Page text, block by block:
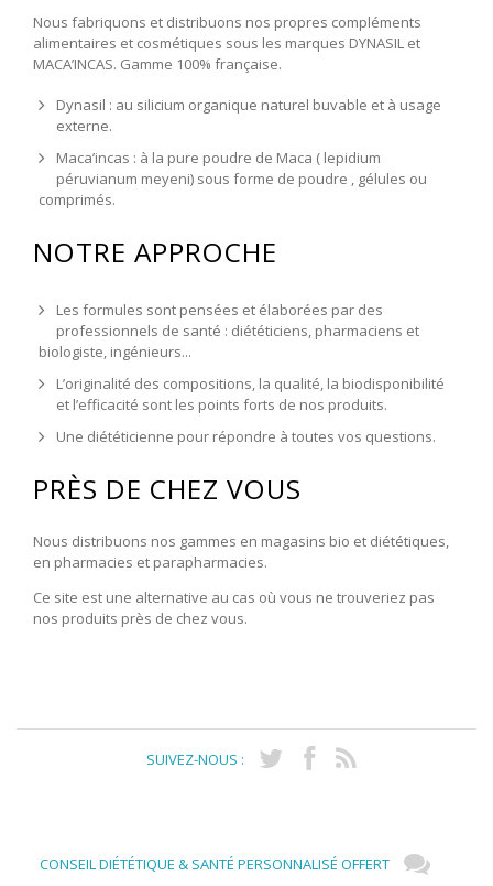
Nous fabriquons et distribuons nos propres compléments
alimentaires et cosmétiques sous les marques DYNASIL et
MACA’INCAS. Gamme 100% française.
Dynasil : au silicium organique naturel buvable et à usage
externe.
Maca’incas : à la pure poudre de Maca ( lepidium
péruvianum meyeni) sous forme de poudre , gélules ou
comprimés.
NOTRE APPROCHE
Les formules sont pensées et élaborées par des
professionnels de santé : diététiciens, pharmaciens et
biologiste, ingénieurs...
L’originalité des compositions, la qualité, la biodisponibilité
et l’efficacité sont les points forts de nos produits.
Une diététicienne pour répondre à toutes vos questions.
PRÈS DE CHEZ VOUS
Nous distribuons nos gammes en magasins bio et diététiques,
en pharmacies et parapharmacies.
Ce site est une alternative au cas où vous ne trouveriez pas
nos produits près de chez vous.
SUIVEZ-NOUS :
CONSEIL DIÉTÉTIQUE & SANTÉ PERSONNALISÉ OFFERT